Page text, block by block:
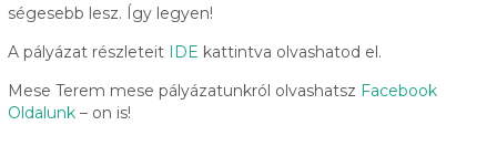
ségesebb lesz. Így legyen!
A pályázat részleteit
IDE kattintva olvashatod el.
Mese Terem mese pályázatunkról olvashatsz Facebook
Oldalunk– on is!